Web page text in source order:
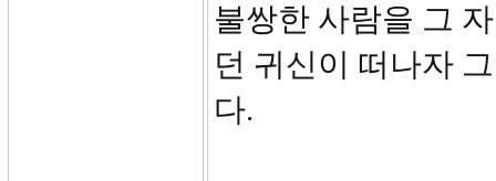
불쌍한 사람을 그
던 귀신이 떠나자
다.